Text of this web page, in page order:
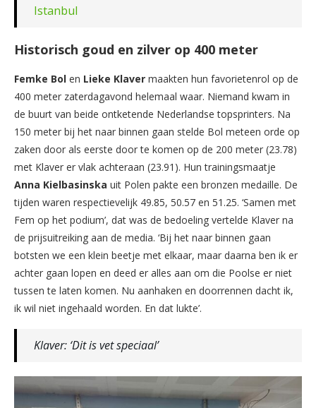
Istanbul
Historisch goud en zilver op 400 meter
Femke Bol en Lieke Klaver maakten hun favorietenrol op de
400 meter zaterdagavond helemaal waar. Niemand kwam in
de buurt van beide ontketende Nederlandse topsprinters. Na
150 meter bij het naar binnen gaan stelde Bol meteen orde op
zaken door als eerste door te komen op de 200 meter (23.78)
met Klaver er vlak achteraan (23.91). Hun trainingsmaatje
Anna Kielbasinska uit Polen pakte een bronzen medaille. De
tijden waren respectievelijk 49.85, 50.57 en 51.25. ‘Samen met
Fem op het podium’, dat was de bedoeling vertelde Klaver na
de prijsuitreiking aan de media. ‘Bij het naar binnen gaan
botsten we een klein beetje met elkaar, maar daarna ben ik er
achter gaan lopen en deed er alles aan om die Poolse er niet
tussen te laten komen. Nu aanhaken en doorrennen dacht ik,
ik wil niet ingehaald worden. En dat lukte’.
Klaver: ‘Dit is vet speciaal’